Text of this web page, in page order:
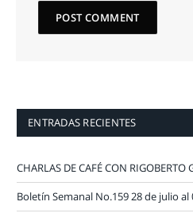
ENTRADAS RECIENTES
CHARLAS DE CAFÉ CON RIGOBERTO
Boletín Semanal No.159 28 de julio